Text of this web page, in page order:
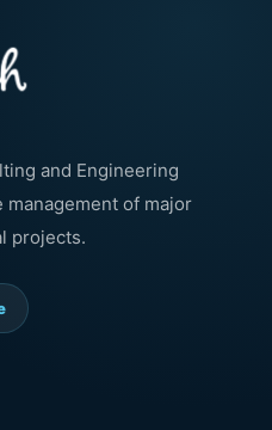
and Engineering
of major
projects.